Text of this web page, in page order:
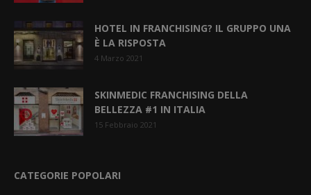
HOTEL IN FRANCHISING? IL GRUPPO UNA
È LA RISPOSTA
4 Marzo 2021
SKINMEDIC FRANCHISING DELLA
BELLEZZA #1 IN ITALIA
15 Febbraio 2021
CATEGORIE POPOLARI